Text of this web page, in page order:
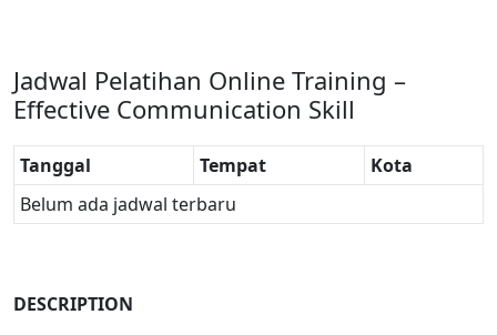
Jadwal Pelatihan Online Training –
Effective Communication Skill
Tanggal Tempat
Kota
Belum ada jadwal terbaru
DESCRIPTION